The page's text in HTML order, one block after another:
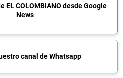
EL COLOMBIANO desde Google
News
canal de Whatsapp